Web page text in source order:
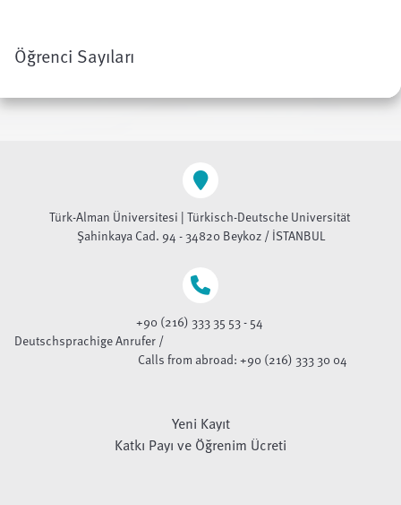
Öğrenci Sayıları
Türk-Alman Üniversitesi | Türkisch-Deutsche Universität
Şahinkaya Cad. 94 - 34820 Beykoz / İSTANBUL
+90 (216) 333 35 53 - 54
Deutschsprachige Anrufer /
Calls from abroad: +90 (216) 333 30 04
Yeni Kayıt
Katkı Payı ve Öğrenim Ücreti